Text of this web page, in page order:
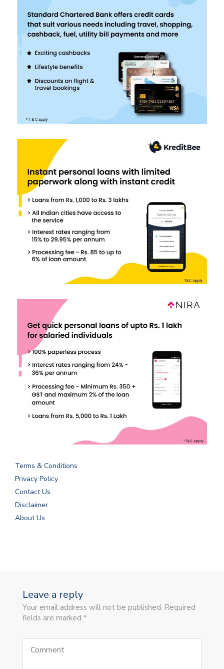
Terms & Conditions
Privacy Policy
Contact Us
Disclaimer
About Us
Leave a reply
Your email address will not be published. Required
fields are marked *